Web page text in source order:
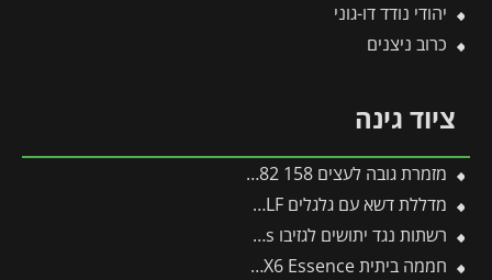
יהודי נודד דו-גוני
כרוב ניצנים
ציוד גינה
מזמרת גובה לעצים 158 UPX82 ס"מ פיסקארס
מדללת דשא עם גלגלים UR-M3 – WOLF
רשתות נגד יתושים לגזיבו 4.3X4.9 Dallas מבית פלרם – Canopia
חממה ביתית 2.4X6 Essence מבית פלרם – Canopia